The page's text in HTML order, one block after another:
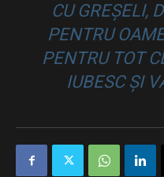
CU GREȘELI,
PENTRU
PENTRU TOT
IUBESC ȘI